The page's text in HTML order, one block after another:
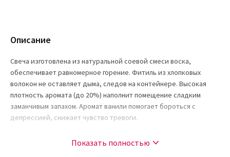
Описание
Свеча изготовлена из натуральной соевой смеси воска,
обеспечивает равномерное горение. Фитиль из хлопковых
волокон не оставляет дыма, следов на контейнере. Высокая
плотность аромата (до 20%) наполнит помещение сладким
заманчивым запахом. Аромат ванили помогает бороться с
депрессией, снижает чувство тревоги.
Показать полностью